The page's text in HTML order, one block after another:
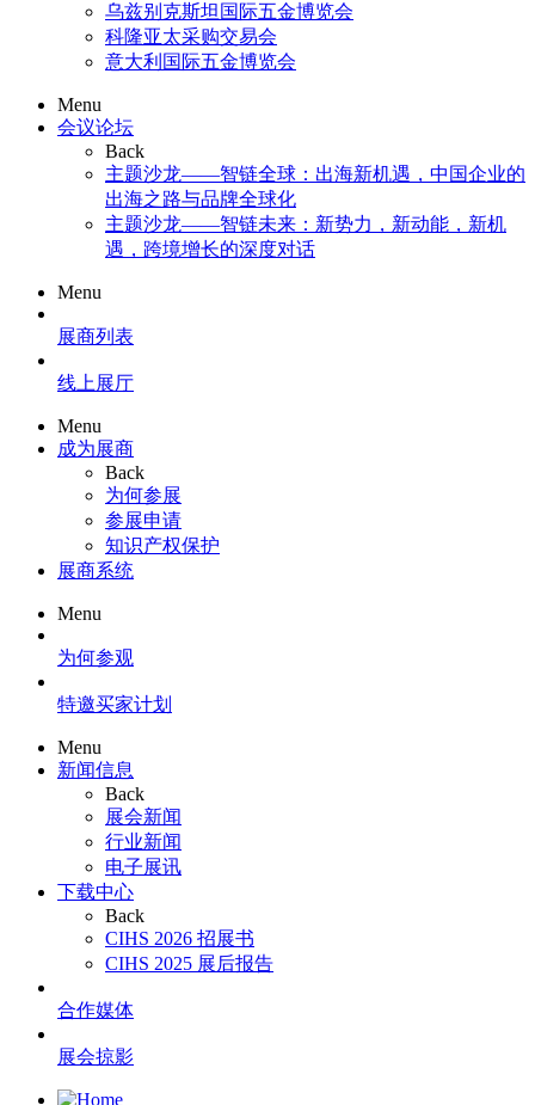
乌兹别克斯坦国际五金博览会
科隆亚太采购交易会
意大利国际五金博览会
Menu
会议论坛
Back
主题沙龙——智链全球：出海新机遇，中国企业的
出海之路与品牌全球化
主题沙龙——智链未来：新势力，新动能，新机
遇，跨境增长的深度对话
Menu
展商列表
线上展厅
Menu
成为展商
Back
为何参展
参展申请
知识产权保护
展商系统
Menu
为何参观
特邀买家计划
Menu
新闻信息
Back
展会新闻
行业新闻
电子展讯
下载中心
Back
CIHS 2026 招展书
CIHS 2025 展后报告
合作媒体
展会掠影